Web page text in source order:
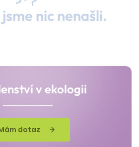
nic nenašli.
v ekologii
dotaz